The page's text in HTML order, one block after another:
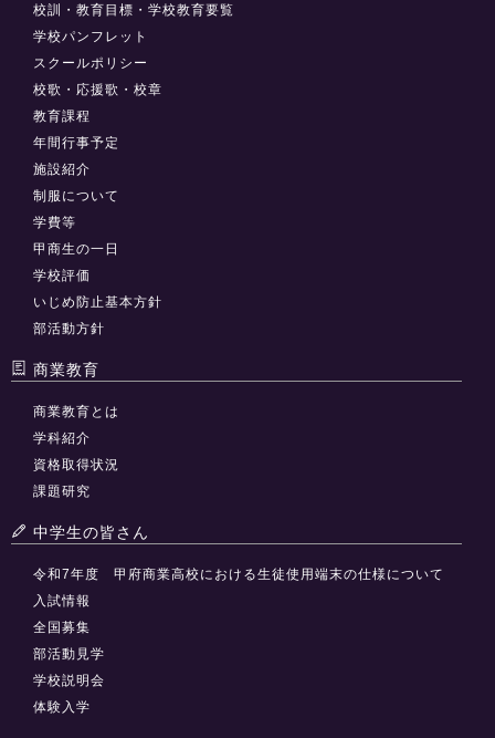
校訓・教育目標・学校教育要覧
学校パンフレット
スクールポリシー
校歌・応援歌・校章
教育課程
年間行事予定
施設紹介
制服について
学費等
甲商生の一日
学校評価
いじめ防止基本方針
部活動方針
商業教育
商業教育とは
学科紹介
資格取得状況
課題研究
中学生の皆さん
令和7年度 甲府商業高校における生徒使用端末の仕様について
入試情報
全国募集
部活動見学
学校説明会
体験入学